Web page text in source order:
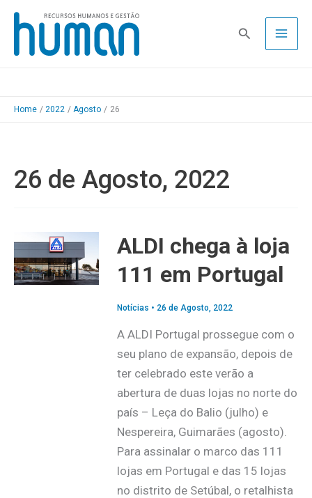
Skip
content
Pesquisa
Home 2022 Agosto 26
26 de Agosto, 2022
ALDI chega à loja
111 em Portugal
Notícias • 26 de Agosto, 2022
A ALDI Portugal prossegue com o
seu plano de expansão, depois de
ter celebrado este verão a
abertura de duas lojas no norte do
país – Leça do Balio (julho) e
Nespereira, Guimarães (agosto).
Para assinalar o marco das 111
lojas em Portugal e das 15 lojas
no distrito de Setúbal, o retalhista